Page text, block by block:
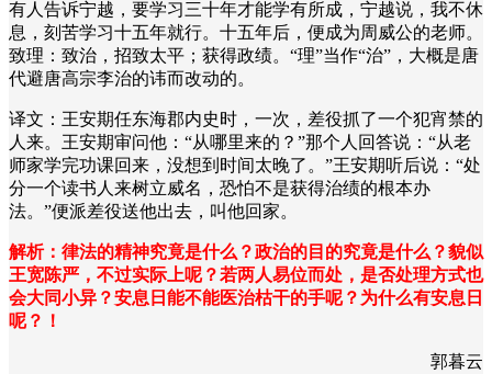
有人告诉宁越，要学习三十年才能学有所成，宁越说，我不休
息，刻苦学习十五年就行。十五年后，便成为周威公的老师。
致理：致治，招致太平；获得政绩。 “理”当作“治” ，大概是唐
代避唐高宗李治的讳而改动的。
译文：王安期任东海郡内史时，一次，差役抓了一个犯宵禁的
人来。王安期审问他： “从哪里来的？ ”那个人回答说： “从老
师家学完功课回来，没想到时间太晚了。 ”王安期听后说： “处
分一个读书人来树立威名，恐怕不是获得治绩的根本办
法。 ”便派差役送他出去，叫他回家。
解析：律法的精神究竟是什么？政治的目的究竟是什么？貌似
王宽陈严，不过实际上呢？若两人易位而处，是否处理方式也
会大同小异？安息日能不能医治枯干的手呢？为什么有安息日
呢？！
郭暮云